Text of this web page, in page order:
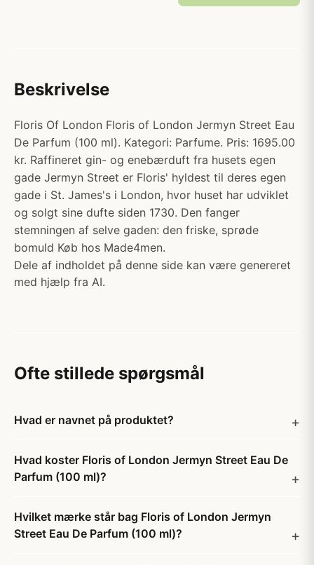
Beskrivelse
Floris Of London Floris of London Jermyn Street Eau
De Parfum (100 ml). Kategori: Parfume. Pris: 1695.00
kr. Raffineret gin- og enebærduft fra husets egen
gade Jermyn Street er Floris' hyldest til deres egen
gade i St. James's i London, hvor huset har udviklet
og solgt sine dufte siden 1730. Den fanger
stemningen af selve gaden: den friske, sprøde
bomuld Køb hos Made4men.
Dele af indholdet på denne side kan være genereret
med hjælp fra AI.
Ofte stillede spørgsmål
Hvad er navnet på produktet?
Hvad koster Floris of London Jermyn Street Eau De
Parfum (100 ml)?
Hvilket mærke står bag Floris of London Jermyn
Street Eau De Parfum (100 ml)?